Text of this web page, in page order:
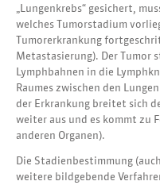
„Lungenkrebs“ gesichert,
welches Tumorstadium
Tumorerkrankung
Metastasierung). Der Tumor
Lymphbahnen in die
Raumes zwischen den
der Erkrankung breitet sich
weiter aus und es kommt zu
anderen Organen).
Die Stadienbestimmung
weitere bildgebende